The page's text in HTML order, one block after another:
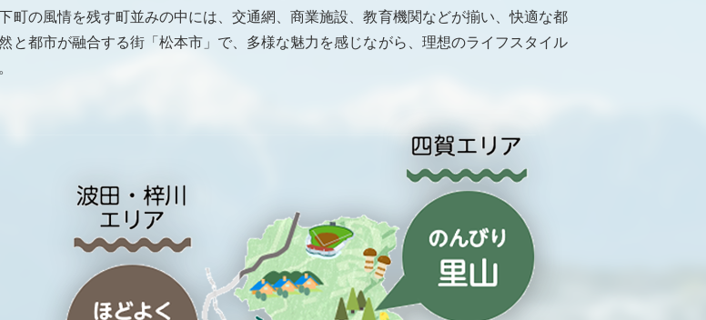
町の風情を残す町並みの中には、交通網、商業施設、教育機関などが揃い、快適な都
と都市が融合する街「松本市」で、多様な魅力を感じながら、理想のライフスタイル